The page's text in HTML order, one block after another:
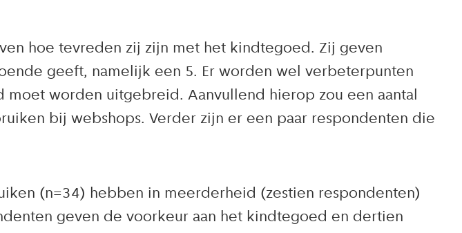
hoe tevreden zij zijn met het kindtegoed. Zij geven
geeft, namelijk een 5. Er worden wel verbeterpunten
worden uitgebreid. Aanvullend hierop zou een aantal
bij webshops. Verder zijn er een paar respondenten die
(n=34) hebben in meerderheid (zestien respondenten)
geven de voorkeur aan het kindtegoed en dertien